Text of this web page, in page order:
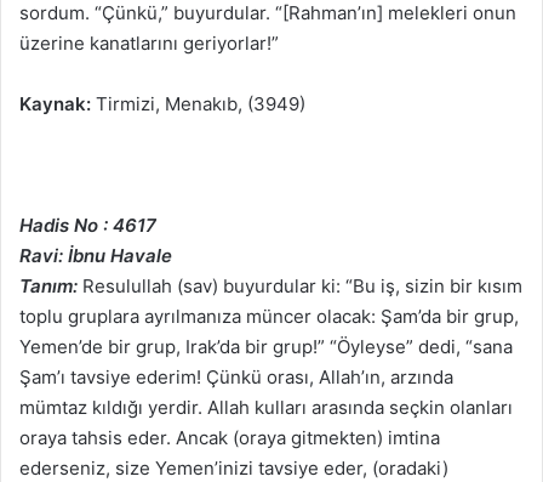
sordum. “Çünkü,” buyurdular. “[Rahman’ın] melekleri onun
üzerine kanatlarını geriyorlar!”
Kaynak: Tirmizi, Menakıb, (3949)
Hadis No : 4617
Ravi: İbnu Havale
Tanım: Resulullah (sav) buyurdular ki: “Bu iş, sizin bir kısım
toplu gruplara ayrılmanıza müncer olacak: Şam’da bir grup,
Yemen’de bir grup, Irak’da bir grup!” “Öyleyse” dedi, “sana
Şam’ı tavsiye ederim! Çünkü orası, Allah’ın, arzında
mümtaz kıldığı yerdir. Allah kulları arasında seçkin olanları
oraya tahsis eder. Ancak (oraya gitmekten) imtina
ederseniz, size Yemen’inizi tavsiye eder, (oradaki)